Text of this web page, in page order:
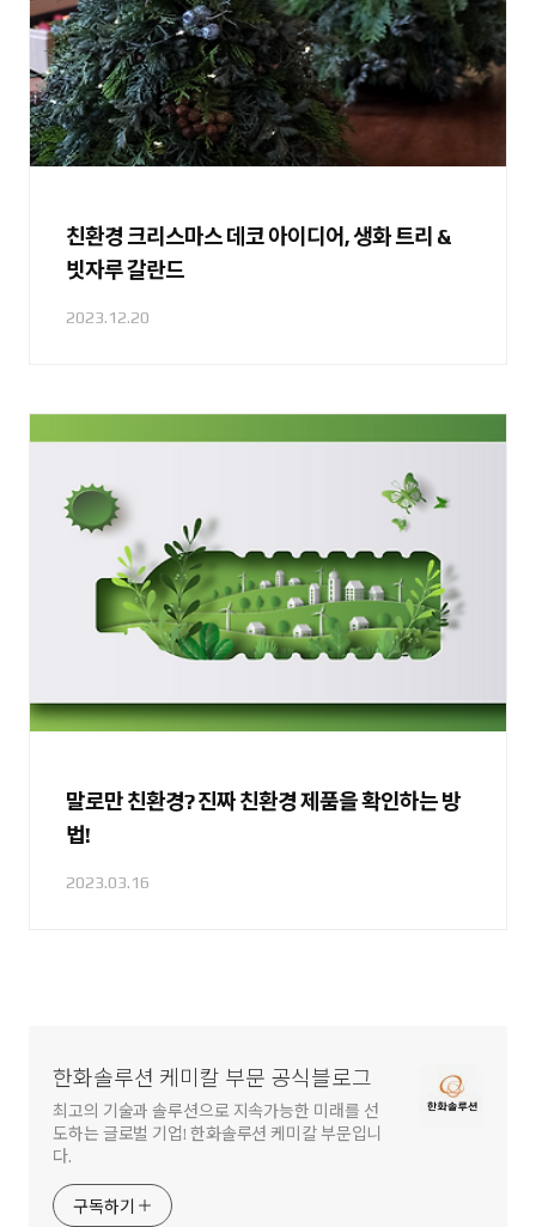
친환경 크리스마스 데코 아이디어, 생화 트리 &
빗자루 갈란드
2023.12.20
말로만 친환경? 진짜 친환경 제품을 확인하는 방
법!
2023.03.16
한화솔루션 케미칼 부문 공식블로그
최고의 기술과 솔루션으로 지속가능한 미래를 선
도하는 글로벌 기업! 한화솔루션 케미칼 부문입니
다.
구독하기